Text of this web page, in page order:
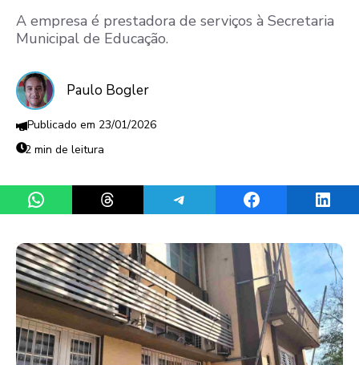
A empresa é prestadora de serviços à Secretaria
Municipal de Educação.
Paulo Bogler
23/01/2026
2 min de leitura
Share on WhatsAppShare on ThreadsShare on TelegramShare on Facebook